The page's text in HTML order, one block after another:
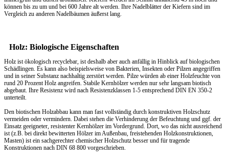
können bis zu um und bei 600 Jahre alt werden. Ihre Nadelblätter der Kiefern sind im
Vergleich zu anderen Nadelbäumen äußerst lang.
Holz: Biologische Eigenschaften
Holz ist ökologisch recyclebar, ist deshalb aber auch anfällig in Hinblick auf biologischen
Schädlingen. Es kann also beispielsweise von Bakterien, Insekten oder Pilzen angegriffen
und in seiner Substanz nachhaltig zerstört werden. Pilze würden ab einer Holzfeuchte von
rund 20 Prozent Holz angreifen. Stabile Kernhölzer werden nur sehr langsam biotisch
abgebaut. Ihre Resistenz wird nach Resistenzklassen 1-5 entsprechend DIN EN 350-2
unterteilt.
Den biotischen Holzabbau kann man fast vollständig durch konstruktiven Holzschutz
vermeiden oder vermindern. Dabei stehen die Verhinderung der Befeuchtung und ggf. der
Einsatz geeigneter, resistenter Kernhölzer im Vordergrund. Dort, wo das nicht ausreichend
ist (z.B. bei direkt bewitterten Hölzer im Außenbau, freistehenden Holzkonstruktionen,
Masten) ist ein sachgerechter chemischer Holzschutz besser und für tragende
Konstruktionen nach DIN 68 800 vorgeschrieben.